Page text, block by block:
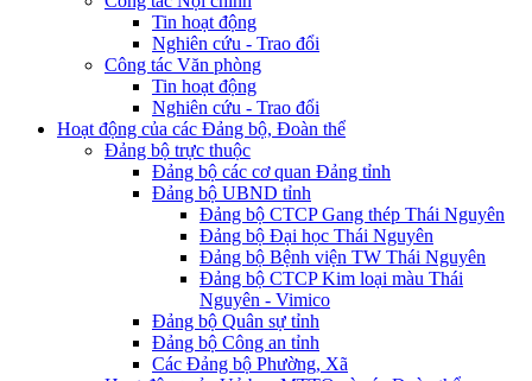
Tin hoạt động
Nghiên cứu - Trao đổi
Công tác Văn phòng
Tin hoạt động
Nghiên cứu - Trao đổi
Hoạt động của các Đảng bộ, Đoàn thể
Đảng bộ trực thuộc
Đảng bộ các cơ quan Đảng tỉnh
Đảng bộ UBND tỉnh
Đảng bộ CTCP Gang thép Thái Nguyên
Đảng bộ Đại học Thái Nguyên
Đảng bộ Bệnh viện TW Thái Nguyên
Đảng bộ CTCP Kim loại màu Thái
Nguyên - Vimico
Đảng bộ Quân sự tỉnh
Đảng bộ Công an tỉnh
Các Đảng bộ Phường, Xã